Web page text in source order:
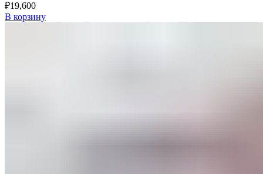
₽19,600
В корзину